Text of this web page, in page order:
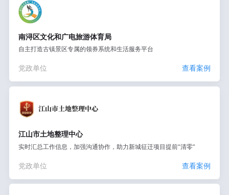
南浔区文化和广电旅游体育局
自主打造古镇景区专属的领券系统和生活服务平台
党政单位 查看案例
江山市土地整理中心
实时汇总工作信息，加强沟通协作，助力新城征迁项目提前“清零”
党政单位 查看案例